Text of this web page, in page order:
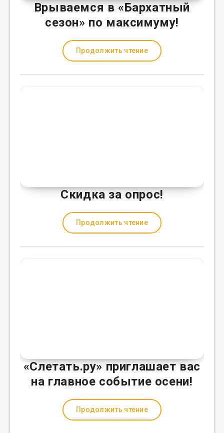
Врываемся в «Бархатный
сезон» по максимуму!
Продолжить чтение
Скидка за опрос!
Продолжить чтение
«Слетать.ру» приглашает вас
на главное событие осени!
Продолжить чтение